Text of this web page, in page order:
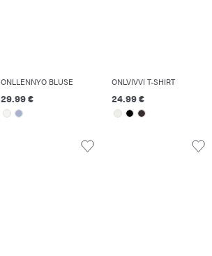
ONLLENNYO BLUSE
29.99 €
ONLVIVVI T-SHIRT
24.99 €